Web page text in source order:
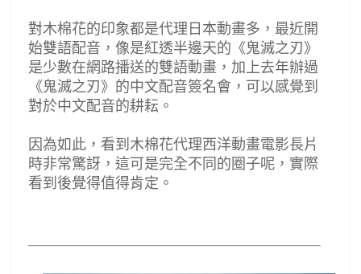
對木棉花的印象都是代理日本動畫多，最近開
始雙語配音，像是紅透半邊天的《鬼滅之刃》
是少數在網路播送的雙語動畫，加上去年辦過
《鬼滅之刃》的中文配音簽名會，可以感覺到
對於中文配音的耕耘。
因為如此，看到木棉花代理西洋動畫電影長片
時非常驚訝，這可是完全不同的圈子呢，實際
看到後覺得值得肯定。